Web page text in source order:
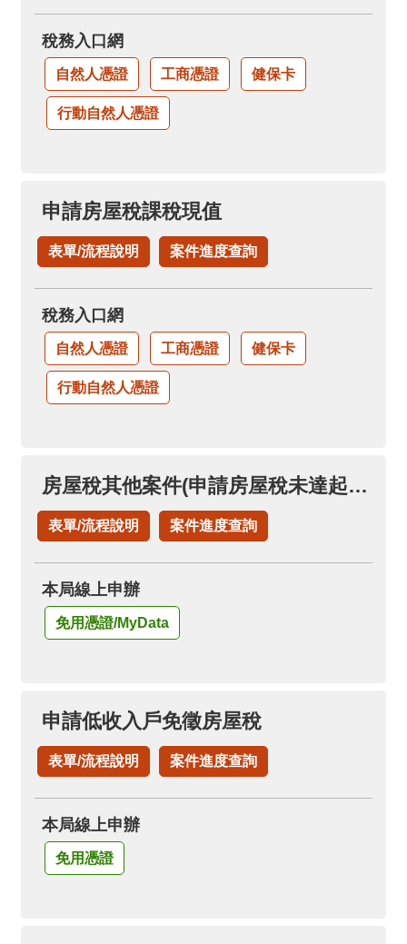
稅務入口網
自然人憑證 工商憑證 健保卡
行動自然人憑證
申請房屋稅課稅現值
表單/流程說明 案件進度查詢
稅務入口網
自然人憑證 工商憑證 健保卡
行動自然人憑證
房屋稅其他案件(申請房屋稅未達起徵點免稅證明)
表單/流程說明 案件進度查詢
本局線上申辦
免用憑證/MyData
申請低收入戶免徵房屋稅
表單/流程說明 案件進度查詢
本局線上申辦
免用憑證